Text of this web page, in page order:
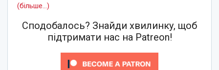
(більше…)
Сподобалось? Знайди хвилинку, щоб
підтримати нас на Patreon!